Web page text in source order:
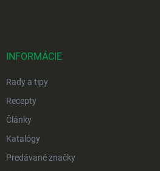
INFORMÁCIE
Rady a tipy
Recepty
Články
Katalógy
Predávané značky